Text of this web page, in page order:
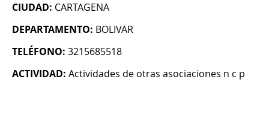
CIUDAD: CARTAGENA
DEPARTAMENTO: BOLIVAR
TELÉFONO: 3215685518
ACTIVIDAD: Actividades de otras asociaciones n c p